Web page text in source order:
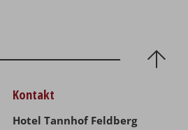
Kontakt
Hotel Tannhof Feldberg